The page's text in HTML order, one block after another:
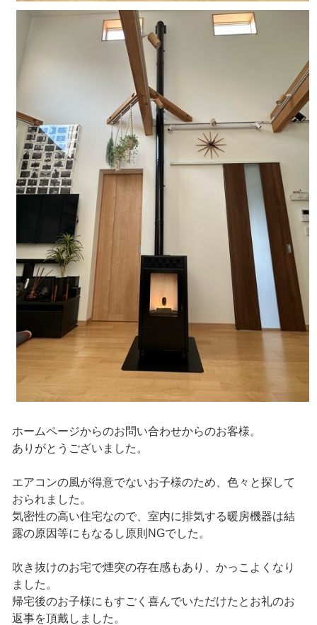
ホームページからのお問い合わせからのお客様。
ありがとうございました。
エアコンの風が得意でないお子様のため、色々と探して
おられました。
気密性の高い住宅なので、室内に排気する暖房機器は結
露の原因等にもなるし原則NGでした。
吹き抜けのお宅で煙突の存在感もあり、かっこよくなり
ました。
帰宅後のお子様にもすごく喜んでいただけたとお礼のお
返事を頂戴しました。